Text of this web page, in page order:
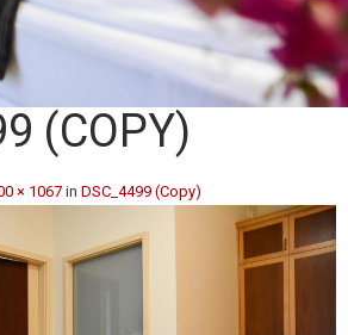
(COPY)
× 1067 in DSC_4499 (Copy)